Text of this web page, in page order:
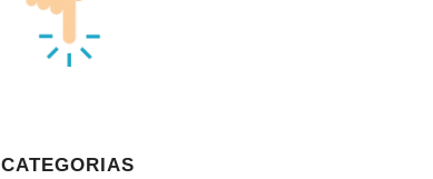
CATEGORIAS